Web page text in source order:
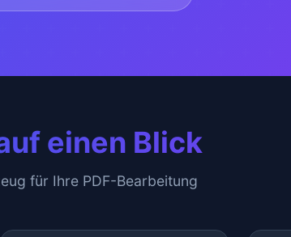
einen Blick
für Ihre PDF-Bearbeitung